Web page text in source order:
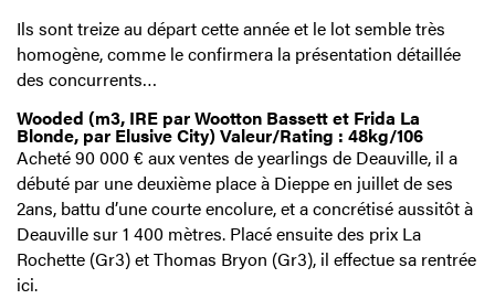
Ils sont treize au départ cette année et le lot semble très
homogène, comme le confirmera la présentation détaillée
des concurrents…
Wooded (m3, IRE par Wootton Bassett et Frida La
Blonde, par Elusive City) Valeur/Rating : 48kg/106
Acheté 90 000 € aux ventes de yearlings de Deauville, il a
débuté par une deuxième place à Dieppe en juillet de ses
2ans, battu d’une courte encolure, et a concrétisé aussitôt à
Deauville sur 1 400 mètres. Placé ensuite des prix La
Rochette (Gr3) et Thomas Bryon (Gr3), il effectue sa rentrée
ici.